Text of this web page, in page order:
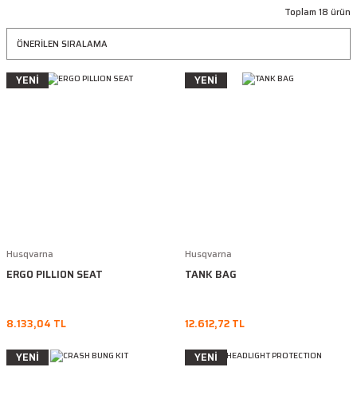
Toplam 18 ürün
YENİ
Husqvarna
ERGO PILLION SEAT
8.133,04 TL
YENİ
Husqvarna
TANK BAG
12.612,72 TL
YENİ
YENİ